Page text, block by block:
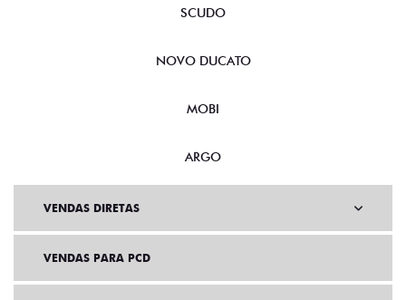
SCUDO
NOVO DUCATO
MOBI
ARGO
VENDAS DIRETAS
VENDAS PARA PCD